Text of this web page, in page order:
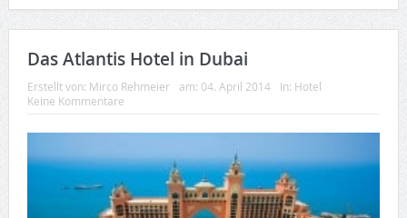
Das Atlantis Hotel in Dubai
Erstellt von: Mirco Rehmeier am: 04. April 2014 In: Hotel
Keine Kommentare